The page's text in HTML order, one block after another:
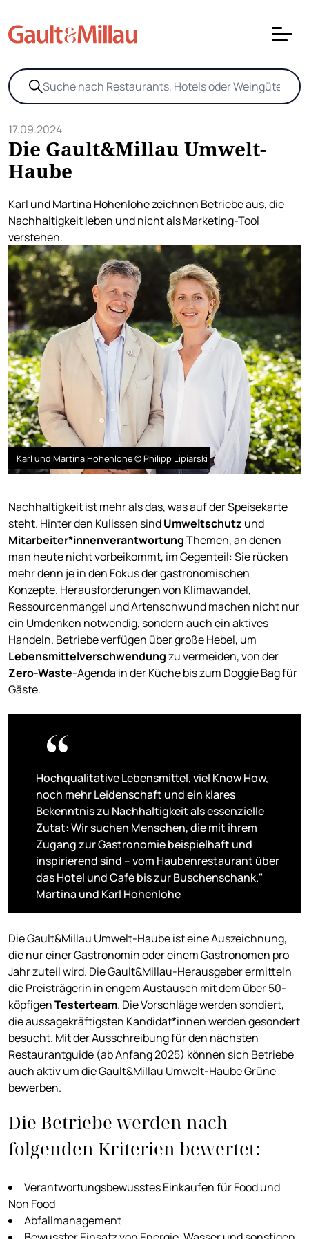
17.09.2024
Die Gault&Millau Umwelt-
Haube
Karl und Martina Hohenlohe zeichnen Betriebe aus, die
Nachhaltigkeit leben und nicht als Marketing-Tool
verstehen.
Karl und Martina Hohenlohe © Philipp Lipiarski
Nachhaltigkeit ist mehr als das, was auf der Speisekarte
steht. Hinter den Kulissen sindUmweltschutz und
Mitarbeiter*innenverantwortungThemen, an denen
man heute nicht vorbeikommt, im Gegenteil: Sie rücken
mehr denn je in den Fokus der gastronomischen
Konzepte. Herausforderungen von Klimawandel,
Ressourcenmangel und Artenschwund machen nicht nur
ein Umdenken notwendig, sondern auch ein aktives
Handeln. Betriebe verfügen über große Hebel, um
Lebensmittelverschwendungzu vermeiden, von der
Zero-Waste-Agenda in der Küche bis zum Doggie Bag für
Gäste.
Hochqualitative Lebensmittel, viel Know How,
noch mehr Leidenschaft und ein klares
Bekenntnis zu Nachhaltigkeit als essenzielle
Zutat: Wir suchen Menschen, die mit ihrem
Zugang zur Gastronomie beispielhaft und
inspirierend sind – vom Haubenrestaurant über
das Hotel und Café bis zur Buschenschank."
Martina und Karl Hohenlohe
Die Gault&Millau Umwelt-Haube ist eine Auszeichnung,
die nur einer Gastronomin oder einem Gastronomen pro
Jahr zuteil wird. Die Gault&Millau-Herausgeber ermitteln
die Preisträgerin in engem Austausch mit dem über 50-
köpfigenTesterteam. Die Vorschläge werden sondiert,
die aussagekräftigsten Kandidat*innen werden gesondert
besucht. Mit der Ausschreibung für den nächsten
Restaurantguide (ab Anfang 2025) können sich Betriebe
auch aktiv um die Gault&Millau Umwelt-Haube Grüne
bewerben.
Die Betriebe werden nach
folgenden Kriterien bewertet:
Verantwortungsbewusstes Einkaufen für Food und
Non Food
Abfallmanagement